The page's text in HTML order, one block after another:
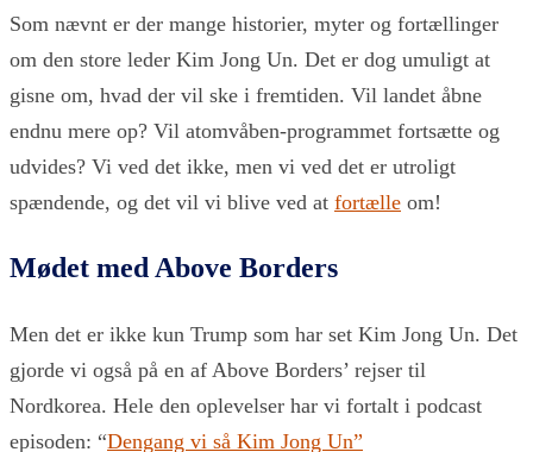
Som nævnt er der mange historier, myter og fortællinger
om den store leder Kim Jong Un. Det er dog umuligt at
gisne om, hvad der vil ske i fremtiden. Vil landet åbne
endnu mere op? Vil atomvåben-programmet fortsætte og
udvides? Vi ved det ikke, men vi ved det er utroligt
spændende, og det vil vi blive ved at fortælle om!
Mødet med Above Borders
Men det er ikke kun Trump som har set Kim Jong Un. Det
gjorde vi også på en af Above Borders’ rejser til
Nordkorea. Hele den oplevelser har vi fortalt i podcast
episoden: “Dengang vi så Kim Jong Un”